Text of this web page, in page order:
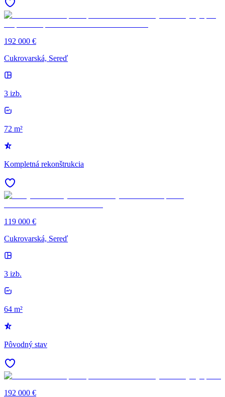
192 000 €
Cukrovarská, Sereď
3 izb.
72 m²
Kompletná rekonštrukcia
119 000 €
Cukrovarská, Sereď
3 izb.
64 m²
Pôvodný stav
192 000 €